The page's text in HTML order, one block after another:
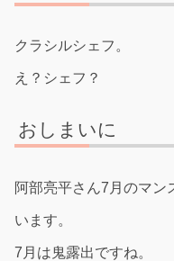
クラシルシェフ。
え？シェフ？
おしまいに
阿部亮平さん7月のマン
います。
7月は鬼露出ですね。